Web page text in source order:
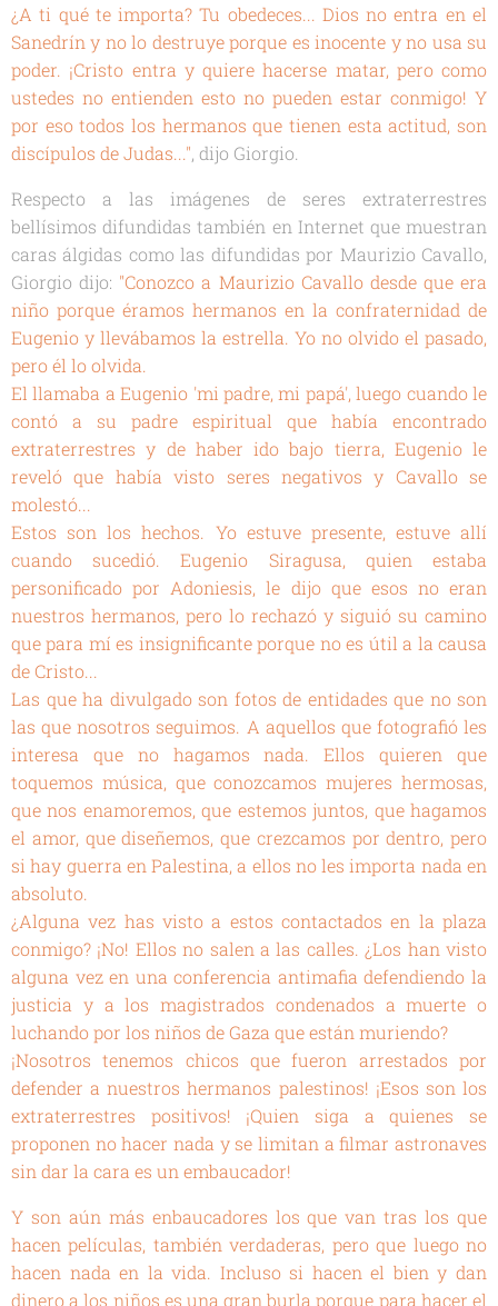
¿A ti qué te importa? Tu obedeces... Dios no entra en el
Sanedrín y no lo destruye porque es inocente y no usa su
poder. ¡Cristo entra y quiere hacerse matar, pero como
ustedes no entienden esto no pueden estar conmigo! Y
por eso todos los hermanos que tienen esta actitud, son
discípulos de Judas...", dijo Giorgio.
Respecto a las imágenes de seres extraterrestres
bellísimos difundidas también en Internet que muestran
caras álgidas como las difundidas por Maurizio Cavallo,
Giorgio dijo: "Conozco a Maurizio Cavallo desde que era
niño porque éramos hermanos en la confraternidad de
Eugenio y llevábamos la estrella. Yo no olvido el pasado,
pero él lo olvida.
El llamaba a Eugenio 'mi padre, mi papá', luego cuando le
contó a su padre espiritual que había encontrado
extraterrestres y de haber ido bajo tierra, Eugenio le
reveló que había visto seres negativos y Cavallo se
molestó...
Estos son los hechos. Yo estuve presente, estuve allí
cuando sucedió. Eugenio Siragusa, quien estaba
personificado por Adoniesis, le dijo que esos no eran
nuestros hermanos, pero lo rechazó y siguió su camino
que para mí es insignificante porque no es útil a la causa
de Cristo...
Las que ha divulgado son fotos de entidades que no son
las que nosotros seguimos. A aquellos que fotografió les
interesa que no hagamos nada. Ellos quieren que
toquemos música, que conozcamos mujeres hermosas,
que nos enamoremos, que estemos juntos, que hagamos
el amor, que diseñemos, que crezcamos por dentro, pero
si hay guerra en Palestina, a ellos no les importa nada en
absoluto.
¿Alguna vez has visto a estos contactados en la plaza
conmigo? ¡No! Ellos no salen a las calles. ¿Los han visto
alguna vez en una conferencia antimafia defendiendo la
justicia y a los magistrados condenados a muerte o
luchando por los niños de Gaza que están muriendo?
¡Nosotros tenemos chicos que fueron arrestados por
defender a nuestros hermanos palestinos! ¡Esos son los
extraterrestres positivos! ¡Quien siga a quienes se
proponen no hacer nada y se limitan a filmar astronaves
sin dar la cara es un embaucador!
Y son aún más enbaucadores los que van tras los que
hacen películas, también verdaderas, pero que luego no
hacen nada en la vida. Incluso si hacen el bien y dan
dinero a los niños es una gran burla porque para hacer el